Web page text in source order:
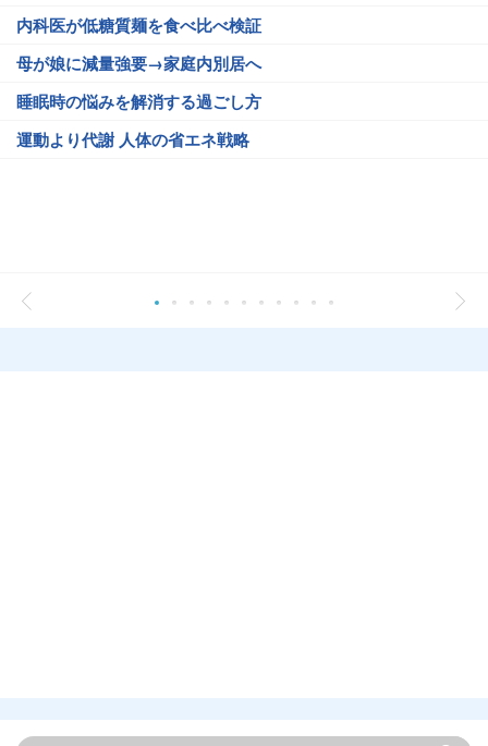
内科医が低糖質麺を食べ比べ検証
母が娘に減量強要→家庭内別居へ
睡眠時の悩みを解消する過ごし方
運動より代謝 人体の省エネ戦略